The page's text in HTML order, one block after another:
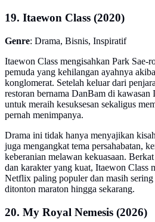
19. Itaewon Class (2020)
Genre: Drama, Bisnis, Inspiratif
Itaewon Class mengisahkan Park Sae-
pemuda yang kehilangan ayahnya
konglomerat. Setelah keluar dari
restoran bernama DanBam di kawasan
untuk meraih kesuksesan sekaligus
pernah menimpanya.
Drama ini tidak hanya menyajikan
juga mengangkat tema persahabatan,
keberanian melawan kekuasaan.
dan karakter yang kuat, Itaewon Class
Netflix paling populer dan masih
ditonton maraton hingga sekarang.
20. My Royal Nemesis (2026)